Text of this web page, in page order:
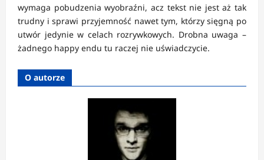
wymaga pobudzenia wyobraźni, acz tekst nie jest aż tak
trudny i sprawi przyjemność nawet tym, którzy sięgną po
utwór jedynie w celach rozrywkowych. Drobna uwaga –
żadnego happy endu tu raczej nie uświadczycie.
O autorze